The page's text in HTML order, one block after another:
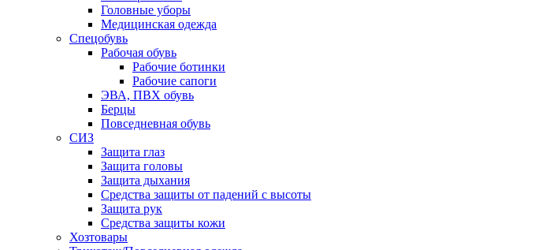
Головные уборы
Медицинская одежда
Спецобувь
Рабочая обувь
Рабочие ботинки
Рабочие сапоги
ЭВА, ПВХ обувь
Берцы
Повседневная обувь
СИЗ
Защита глаз
Защита головы
Защита дыхания
Средства защиты от падений с высоты
Защита рук
Средства защиты кожи
Хозтовары